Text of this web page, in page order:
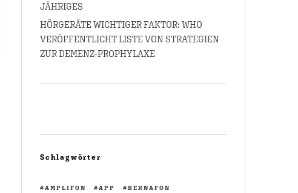
JÄHRIGES
HÖRGERÄTE WICHTIGER FAKTOR: WHO
VERÖFFENTLICHT LISTE VON STRATEGIEN
ZUR DEMENZ-PROPHYLAXE
Schlagwörter
AMPLIFON APP
BERNAFON